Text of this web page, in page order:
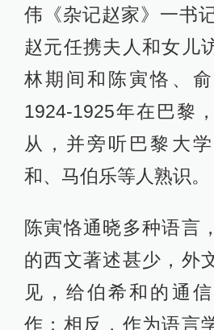
伟《杂记赵家》一书
赵元任携夫人和女儿
林期间和陈寅恪、俞
1924-1925年在巴黎
从，并旁听巴黎大
和、马伯乐等人熟识。
陈寅恪通晓多种语言
的西文著述甚少，外
见，给伯希和的通
作；相反，作为语言